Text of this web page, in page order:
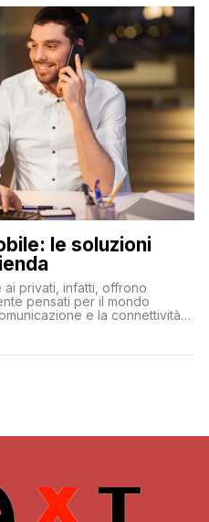
le soluzioni
privati, infatti, offrono
pensati per il mondo
e la connettività